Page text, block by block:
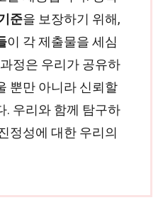
준을 보장하기 위해,
이 각 제출물을 세심
정은 우리가 공유하
뿐만 아니라 신뢰할
. 우리와 함께 탐구하
정성에 대한 우리의